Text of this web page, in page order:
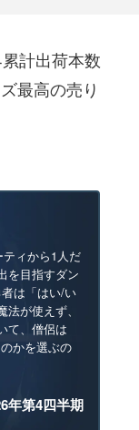
計出荷本数
最高の売り
ティから1人だ
を目指すダン
は「はい/い
が使えず、
て、僧侶は
かを選ぶの
年第4四半期